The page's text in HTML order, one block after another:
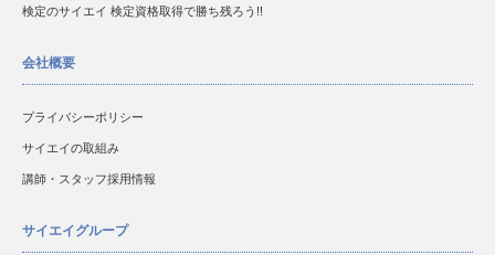
検定のサイエイ 検定資格取得で勝ち残ろう!!
会社概要
プライバシーポリシー
サイエイの取組み
講師・スタッフ採用情報
サイエイグループ